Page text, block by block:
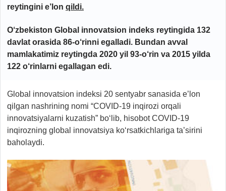
reytingini e’lon qildi.
O‘zbekiston Global innovatsion indeks reytingida 132
davlat orasida 86-o‘rinni egalladi. Bundan avval
mamlakatimiz reytingda 2020 yil 93-o‘rin va 2015 yilda
122 o‘rinlarni egallagan edi.
Global innovatsion indeksi 20 sentyabr sanasida e’lon
qilgan nashrining nomi “COVID-19 inqirozi orqali
innovatsiyalarni kuzatish” bo‘lib, hisobot COVID-19
inqirozning global innovatsiya ko‘rsatkichlariga ta’sirini
baholaydi.